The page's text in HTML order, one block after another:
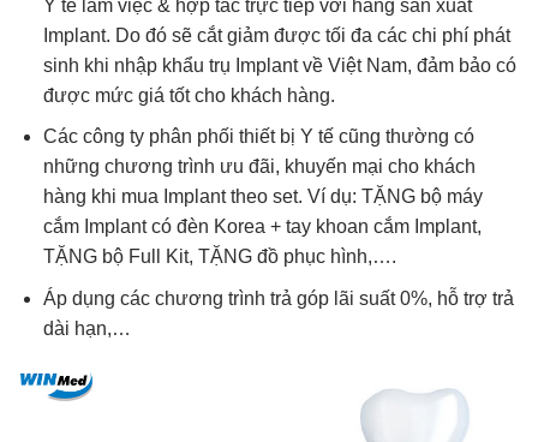
Y tế làm việc & hợp tác trực tiếp với hãng sản xuất
Implant. Do đó sẽ cắt giảm được tối đa các chi phí phát
sinh khi nhập khẩu trụ Implant về Việt Nam, đảm bảo có
được mức giá tốt cho khách hàng.
Các công ty phân phối thiết bị Y tế cũng thường có
những chương trình ưu đãi, khuyến mại cho khách
hàng khi mua Implant theo set. Ví dụ: TẶNG bộ máy
cắm Implant có đèn Korea + tay khoan cắm Implant,
TẶNG bộ Full Kit, TẶNG đồ phục hình,….
Áp dụng các chương trình trả góp lãi suất 0%, hỗ trợ trả
dài hạn,…